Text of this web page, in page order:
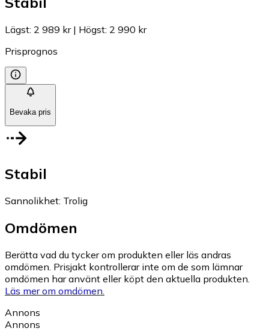
Lägst: 2 989 kr| Högst: 2 990 kr
Prisprognos
Bevaka pris
Stabil
Sannolikhet: Trolig
Omdömen
Berätta vad du tycker om produkten eller läs andras
omdömen. Prisjakt kontrollerar inte om de som lämnar
omdömen har använt eller köpt den aktuella produkten.
Läs mer om omdömen.
Annons
Annons